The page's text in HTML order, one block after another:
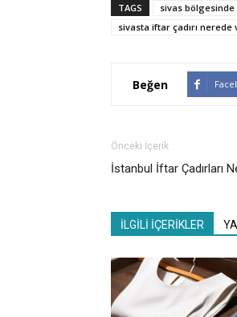
TAGS sivas bölgesinde
sivasta iftar çadırı nerede
Beğen
Önceki İçerik
İstanbul İftar Çadırları
İLGİLİ İÇERİKLER